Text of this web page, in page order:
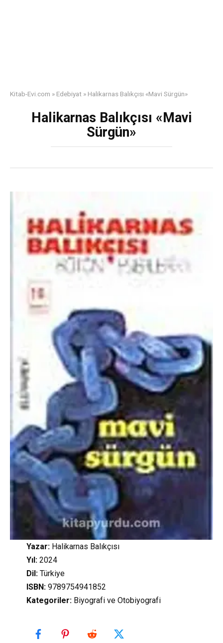
Kitab-Evi.com » Edebiyat » Halikarnas Balıkçısı «Mavi Sürgün»
Halikarnas Balıkçısı «Mavi
Sürgün»
Yazar:Halikarnas Balıkçısı
Yıl:2024
Dil:Türkiye
ISBN:9789754941852
Kategoriler:Biyografi ve Otobiyografi